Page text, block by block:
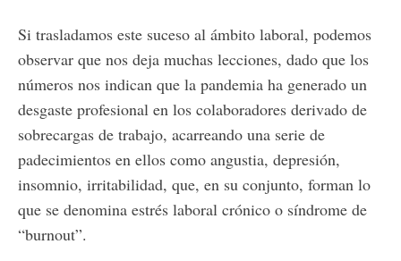
Si trasladamos este suceso al ámbito laboral, podemos
observar que nos deja muchas lecciones, dado que los
números nos indican que la pandemia ha generado un
desgaste profesional en los colaboradores derivado de
sobrecargas de trabajo, acarreando una serie de
padecimientos en ellos como angustia, depresión,
insomnio, irritabilidad, que, en su conjunto, forman lo
que se denomina estrés laboral crónico o síndrome de
“burnout”.